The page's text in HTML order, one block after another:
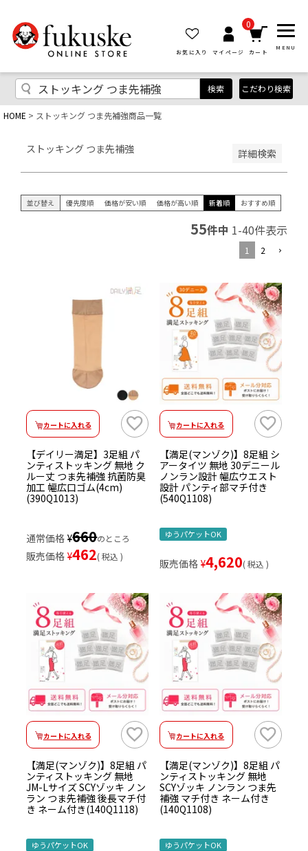
お気に入り マイページ
0
カート
MENU
検索 こだわり検索
HOME ストッキング つま先補強商品一覧
ストッキング つま先補強 詳細検索
レビュー順
キーワードヒット順
並び替え 優先度順 価格が安い順 価格が高い順 新着順 おすすめ順
55件中 1-40件表示
1 2
カートに入れる
【デイリー満足】3足組 パ
ンティストッキング 無地 ク
ルー丈 つま先補強 抗菌防臭
加工 幅広口ゴム(4cm)
(390Q1013)
通常価格 ¥660のところ
販売価格 ¥462 税込
カートに入れる
【満足(マンゾク)】8足組 シ
アータイツ 無地 30デニール
ノンラン設計 幅広ウエスト
設計 パンティ部マチ付き
(540Q1108)
ゆうパケットOK
販売価格 ¥4,620 税込
カートに入れる
【満足(マンゾク)】8足組 パ
ンティストッキング 無地
JM-Lサイズ SCYゾッキ ノン
ラン つま先補強 後長マチ付
き ネーム付き(140Q1118)
ゆうパケットOK
カートに入れる
【満足(マンゾク)】8足組 パ
ンティストッキング 無地
SCYゾッキ ノンラン つま先
補強 マチ付き ネーム付き
(140Q1108)
ゆうパケットOK